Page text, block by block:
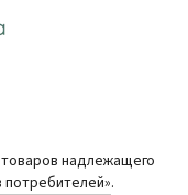
надлежащего
.